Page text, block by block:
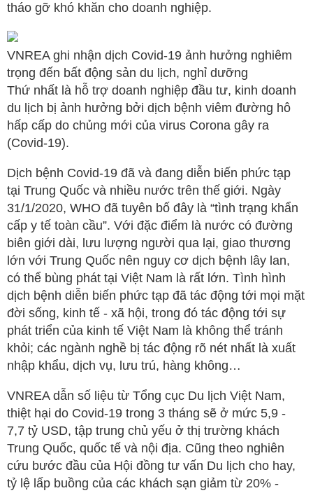
tháo gỡ khó khăn cho doanh nghiệp.
VNREA ghi nhận dịch Covid-19 ảnh hưởng nghiêm
trọng đến bất động sản du lịch, nghỉ dưỡng
Thứ nhất là hỗ trợ doanh nghiệp đầu tư, kinh doanh
du lịch bị ảnh hưởng bởi dịch bệnh viêm đường hô
hấp cấp do chủng mới của virus Corona gây ra
(Covid-19).
Dịch bệnh Covid-19 đã và đang diễn biến phức tạp
tại Trung Quốc và nhiều nước trên thế giới. Ngày
31/1/2020, WHO đã tuyên bố đây là “tình trạng khẩn
cấp y tế toàn cầu”. Với đặc điểm là nước có đường
biên giới dài, lưu lượng người qua lại, giao thương
lớn với Trung Quốc nên nguy cơ dịch bệnh lây lan,
có thể bùng phát tại Việt Nam là rất lớn. Tình hình
dịch bệnh diễn biến phức tạp đã tác động tới mọi mặt
đời sống, kinh tế - xã hội, trong đó tác động tới sự
phát triển của kinh tế Việt Nam là không thể tránh
khỏi; các ngành nghề bị tác động rõ nét nhất là xuất
nhập khẩu, dịch vụ, lưu trú, hàng không…
VNREA dẫn số liệu từ Tổng cục Du lịch Việt Nam,
thiệt hại do Covid-19 trong 3 tháng sẽ ở mức 5,9 -
7,7 tỷ USD, tập trung chủ yếu ở thị trường khách
Trung Quốc, quốc tế và nội địa. Cũng theo nghiên
cứu bước đầu của Hội đồng tư vấn Du lịch cho hay,
tỷ lệ lấp buồng của các khách sạn giảm từ 20% -